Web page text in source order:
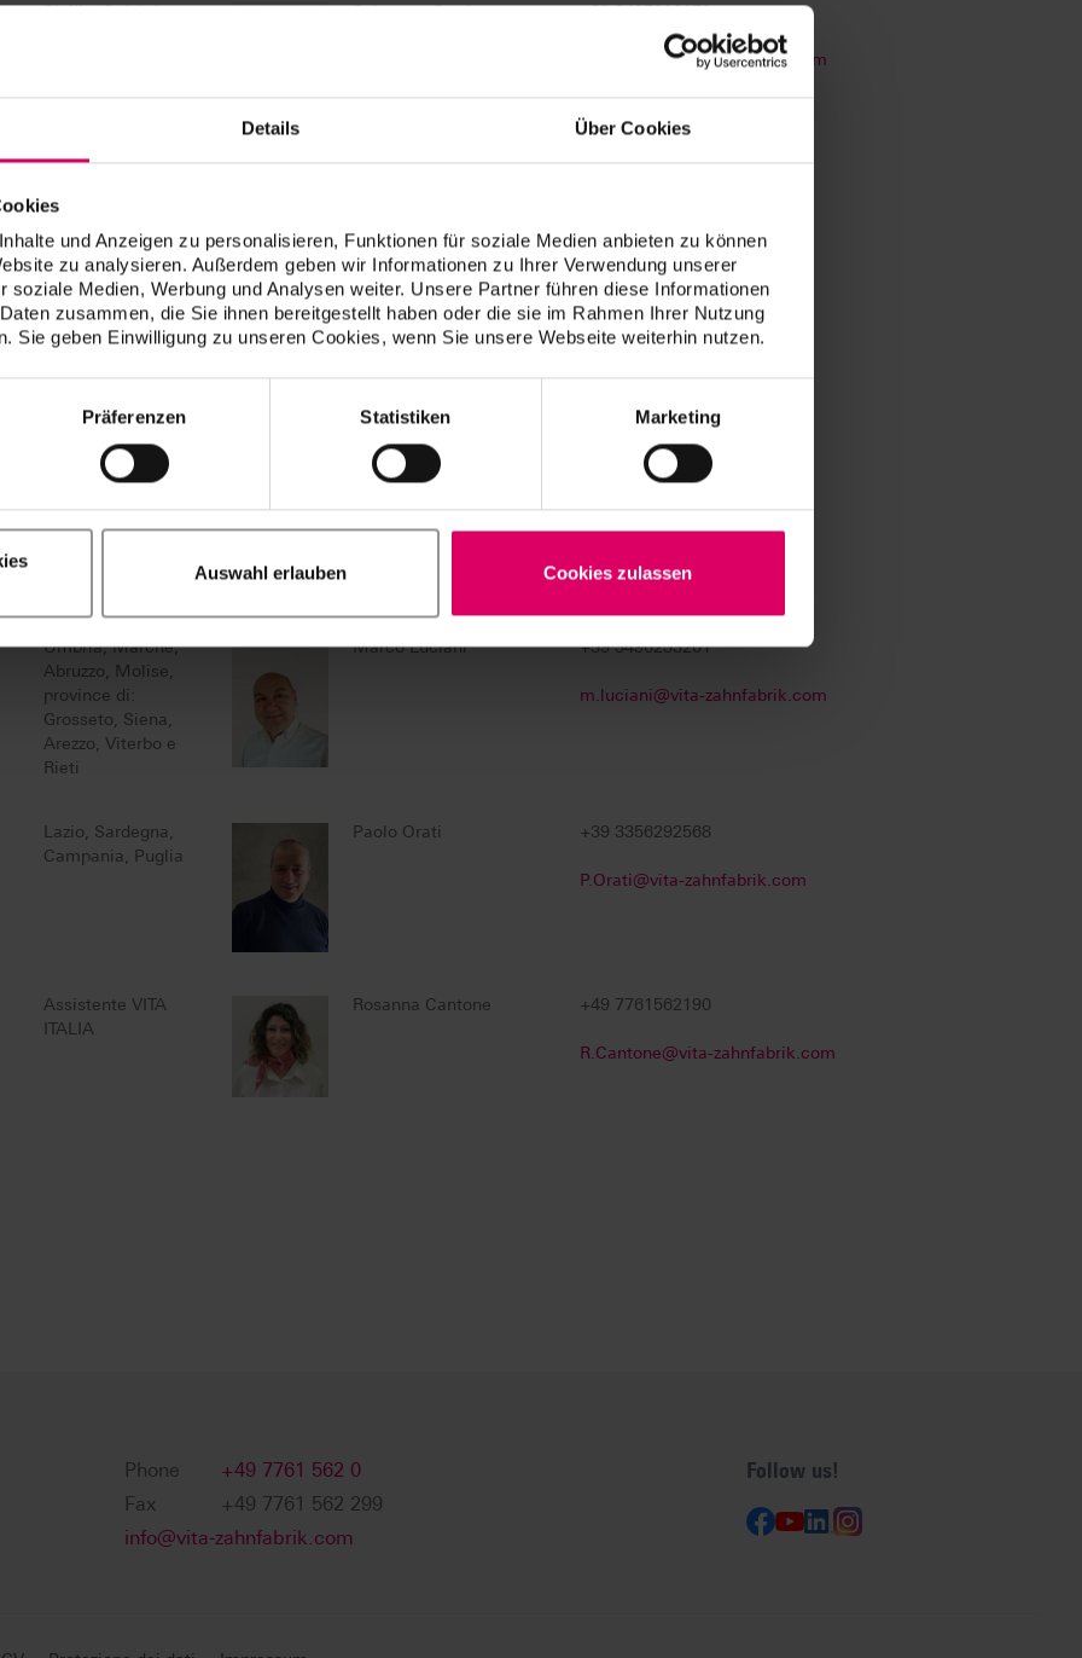
Details Über Cookies
und Anzeigen zu personalisieren, Funktionen für soziale Medien anbieten zu können
zu analysieren. Außerdem geben wir Informationen zu Ihrer Verwendung unserer
soziale Medien, Werbung und Analysen weiter. Unsere Partner führen diese Informationen
zusammen, die Sie ihnen bereitgestellt haben oder die sie im Rahmen Ihrer Nutzung
Sie geben Einwilligung zu unseren Cookies, wenn Sie unsere Webseite weiterhin nutzen.
Präferenzen Statistiken Marketing
Auswahl erlauben Cookies zulassen
Sicilia, Calabria,
Salvatore Cordaro +39 3407013172
s.cordaro@vita-zahnfabrik.com
Emilia-Romagna,
Veneto, Friuli V.G,
Trentino A.A.
M.ferrante@vita-
zahnfabrik.com
Emilia-Romagna,
Trentino A.A. -
Province di: Massa-
Carrara, Lucca,
Pisa, Livorno,
e.folino@vita-zahnfabrik.com
Umbria, Marche,
Abruzzo, Molise,
province di:
Grosseto, Siena,
Arezzo, Viterbo e
Rieti
Marco Luciani +39 3496233201
m.luciani@vita-zahnfabrik.com
Lazio, Sardegna,
Campania, Puglia
Paolo Orati +39 3356292568
P.Orati@vita-zahnfabrik.com
Assistente VITA
ITALIA
Rosanna Cantone +49 7761562190
R.Cantone@vita-zahnfabrik.com
Phone
+49 7761 562 0
Fax
+49 7761 562 299
info@vita-zahnfabrik.com
Follow us!